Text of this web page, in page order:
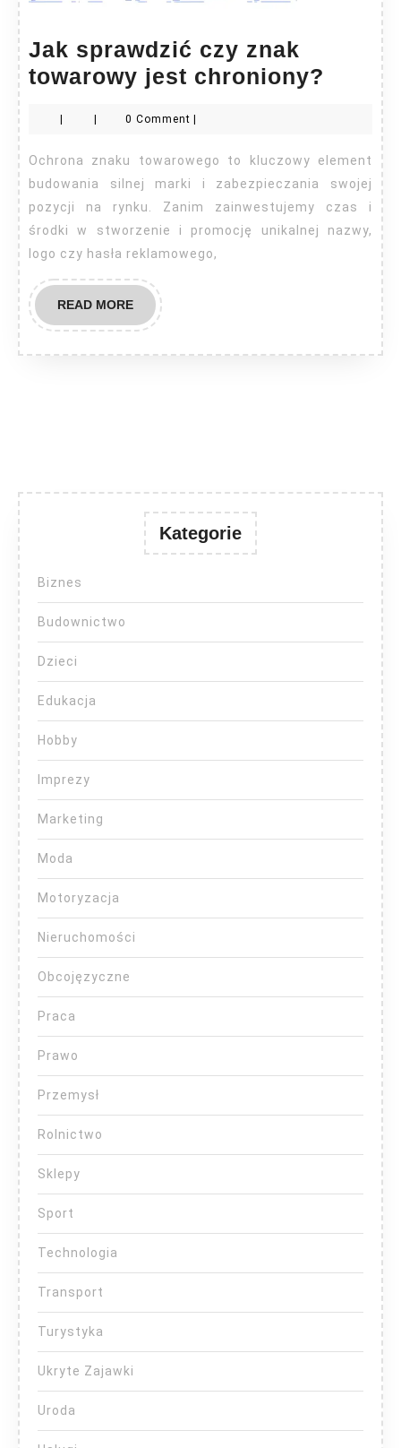
Jak sprawdzić czy znak
towarowy jest chroniony?
znak
jest
0 Comment
Ochrona znaku towarowego to kluczowy element
budowania silnej marki i zabezpieczania swojej
pozycji na rynku. Zanim zainwestujemy czas i
środki w stworzenie i promocję unikalnej nazwy,
logo czy hasła reklamowego,
READ MOREREAD
MORE
Kategorie
Biznes
Budownictwo
Dzieci
Edukacja
Hobby
Imprezy
Marketing
Moda
Motoryzacja
Nieruchomości
Obcojęzyczne
Praca
Prawo
Przemysł
Rolnictwo
Sklepy
Sport
Technologia
Transport
Turystyka
Ukryte Zajawki
Uroda